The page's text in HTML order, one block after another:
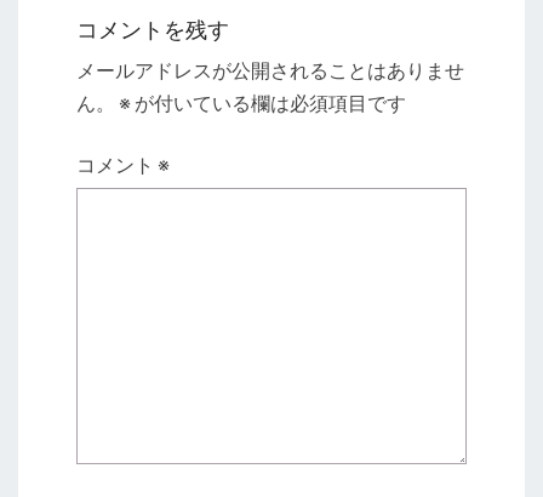
コメントを残す
メールアドレスが公開されることはありませ
ん。
※ が付いている欄は必須項目です
コメント ※